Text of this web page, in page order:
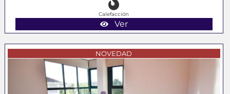
Ver
Calefacción
NOVEDAD